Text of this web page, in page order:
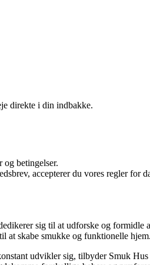
direkte i din indbakke.
og betingelser.
accepterer du vores regler
sig til at udforske og
at skabe smukke og funktionelle
udvikler sig, tilbyder Smuk